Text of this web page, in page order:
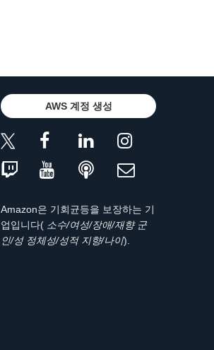
AWS 계정 생성
Amazon은 기회균등을 보장하는 기
업입니다( 소수/여성/장애/재향 군
인/성 정체성/성적 지향/나이).